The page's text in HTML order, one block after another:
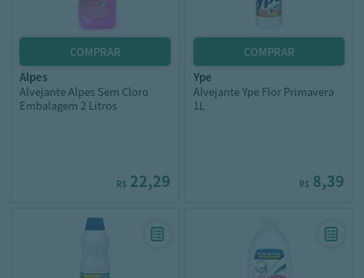
alpes
Alvejante Alpes Sem Cloro
Embalagem 2 Litros
R$ 22,29
ype
Alvejante Ype Flor Primavera
1L
R$ 8,39